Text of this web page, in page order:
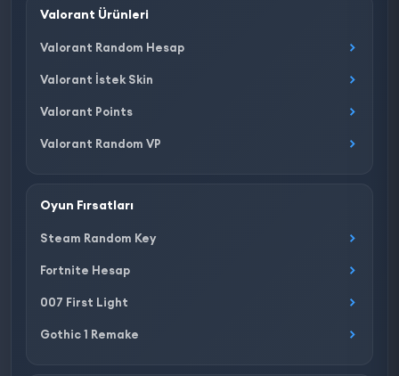
Valorant Ürünleri
Valorant Random Hesap
Valorant İstek Skin
Valorant Points
Valorant Random VP
Oyun Fırsatları
Steam Random Key
Fortnite Hesap
007 First Light
Gothic 1 Remake